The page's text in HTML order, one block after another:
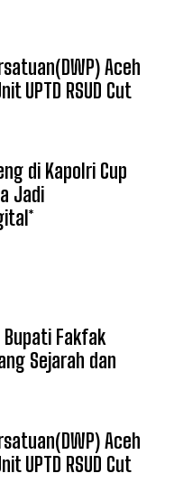
Aceh
UPTD RSUD Cut
di Kapolri Cup
Jadi
Fakfak
Sejarah dan
Aceh
UPTD RSUD Cut